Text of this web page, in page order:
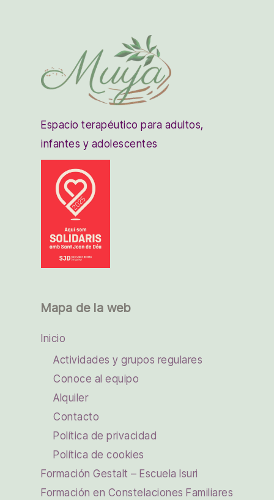
Espacio terapéutico para adultos,
infantes y adolescentes
Mapa de la web
Inicio
Actividades y grupos regulares
Conoce al equipo
Alquiler
Contacto
Política de privacidad
Política de cookies
Formación Gestalt – Escuela Isuri
Formación en Constelaciones Familiares